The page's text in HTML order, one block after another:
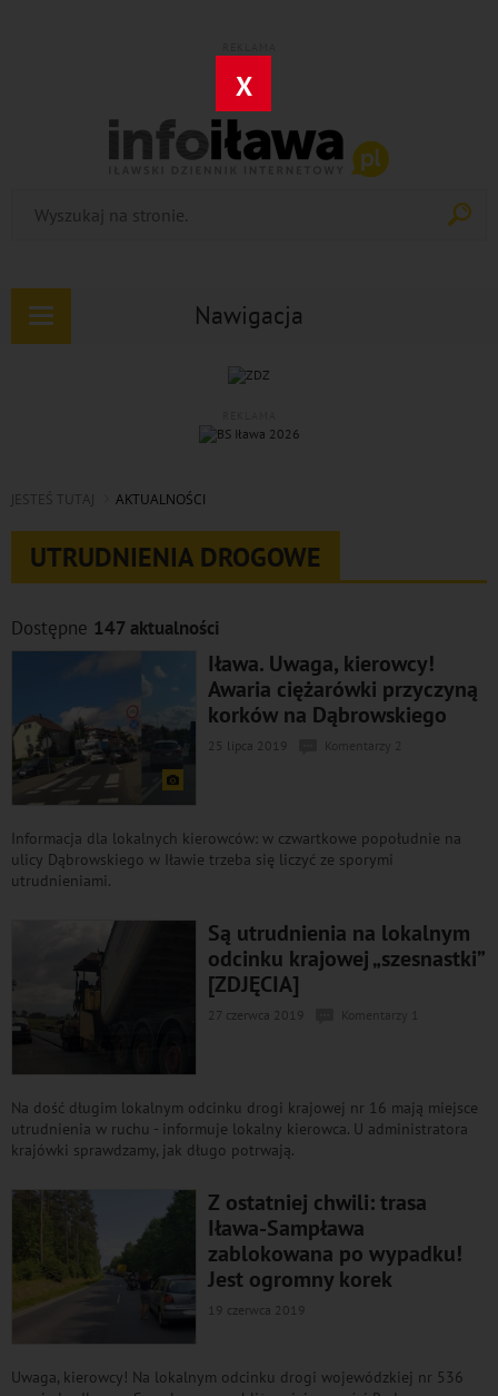
X
Nawigacja
Rozwiń
JESTEŚ TUTAJ AKTUALNOŚCI
UTRUDNIENIA DROGOWE
Dostępne 147 aktualności
Iława. Uwaga, kierowcy!
Awaria ciężarówki przyczyną
korków na Dąbrowskiego
25 lipca 2019
Informacja dla lokalnych kierowców: w czwartkowe popołudnie na
ulicy Dąbrowskiego w Iławie trzeba się liczyć ze sporymi
utrudnieniami.
Są utrudnienia na lokalnym
odcinku krajowej „szesnastki”
[ZDJĘCIA]
27 czerwca 2019
Na dość długim lokalnym odcinku drogi krajowej nr 16 mają miejsce
utrudnienia w ruchu - informuje lokalny kierowca. U administratora
krajówki sprawdzamy, jak długo potrwają.
Z ostatniej chwili: trasa
Iława-Sampława
zablokowana po wypadku!
Jest ogromny korek
19 czerwca 2019
Uwaga, kierowcy! Na lokalnym odcinku drogi wojewódzkiej nr 536